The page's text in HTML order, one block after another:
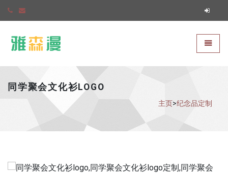
切换导
同学聚会文化衫LOGO
主页>纪念品定制